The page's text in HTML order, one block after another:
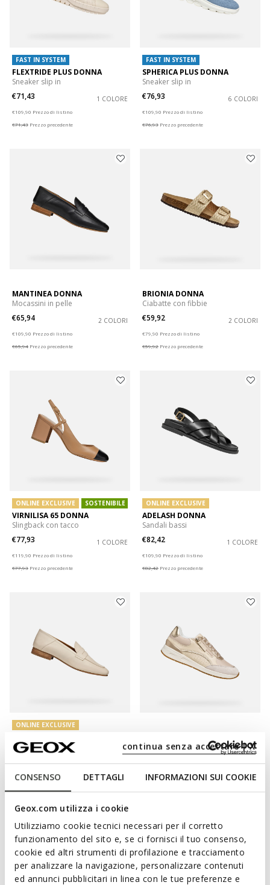
CONSENSO DETTAGLI INFORMAZIONI SUI COOKIE
Geox.com utilizza i cookie
Utilizziamo cookie tecnici necessari per il corretto
funzionamento del sito e, se ci fornisci il tuo consenso,
cookie ed altri strumenti di profilazione e tracciamento
per analizzare la navigazione, personalizzare contenuti
ed annunci pubblicitari in linea con le tue preferenze e
continua senza accettare | X
FAST IN SYSTEM
FLEXTRIDE PLUS DONNA
Sneaker slip in
€71,43
1 COLORE
€109,90 Prezzo di listino
€71,43 Prezzo precedente
FAST IN SYSTEM
SPHERICA PLUS DONNA
Sneaker slip in
€76,93
6 COLORI
€109,90 Prezzo di listino
€76,93 Prezzo precedente
MANTINEA DONNA
Mocassini in pelle
€65,94
2 COLORI
€109,90 Prezzo di listino
€65,94 Prezzo precedente
BRIONIA DONNA
Ciabatte con fibbie
€59,92
2 COLORI
€79,90 Prezzo di listino
€59,92 Prezzo precedente
ONLINE EXCLUSIVE SOSTENIBILE
VIRNILISA 65 DONNA
Slingback con tacco
€77,93
1 COLORE
€119,90 Prezzo di listino
€77,93 Prezzo precedente
ONLINE EXCLUSIVE
ADELASH DONNA
Sandali bassi
€82,42
1 COLORE
€109,90 Prezzo di listino
€82,42 Prezzo precedente
ONLINE EXCLUSIVE
Mocassini in pelle
€54,95
2 COLORI
€109,90 Prezzo di listino
€54,95Prezzo precedente
Sneakers basse
€74,92
2 COLORI
€99,90Prezzo di listino